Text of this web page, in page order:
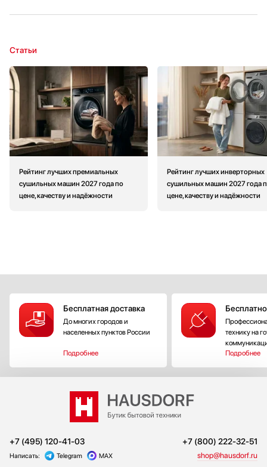
Статьи
Рейтинг лучших премиальных
сушильных машин 2027 года по
цене, качеству и надёжности
Рейтинг лучших инверторных
сушильных машин 2027 года
цене, качеству и надёжности
Бесплатная доставка
До многих городов и
населенных пунктов России
Подробнее
технику на
Подробнее
+7 (495) 120-41-03 +7 (800) 222-32-51
Написать: Telegram MAX shop@hausdorf.ru